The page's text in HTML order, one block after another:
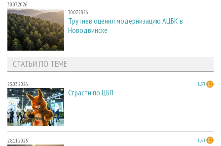
30.07.2026
30.07.2026
Трутнев оценил модернизацию АЦБК в
Новодвинске
СТАТЬИ ПО ТЕМЕ
23.03.2026 ЦБП
Страсти по ЦБП
28.11.2025 ЦБП